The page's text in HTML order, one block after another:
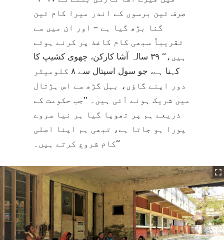
صرف تین برسوں کے اندر میرا کام تین
گنا بڑھ گیا ہے – اور ان میں سے
تقریباً سبھی کام کاغذ پر کرنے ہوتے
ہیں،‘‘ ۳۹ سالہ آشا کارکن، چھوی کشیپ کا
کہنا ہے، جو سول اسپتال سے ۸ کلومیٹر
دور اپنے گاؤں، بہل گڑھ سے اس ہڑتال
میں شریک ہونے آئی ہیں۔ ’’جب حکومت کے
ذریعے ہم پر تھوپا گیا ہر نیا سروے
پورا ہو جاتا ہے، تبھی ہم اپنا اصلی
کام شروع کرتے ہیں۔‘‘